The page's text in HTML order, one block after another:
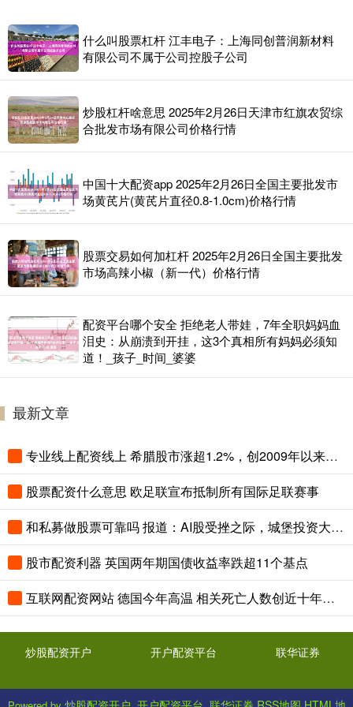
什么叫股票杠杆 江丰电子：上海同创普润新材料
有限公司不属于公司控股子公司
炒股杠杆啥意思 2025年2月26日天津市红旗农贸综
合批发市场有限公司价格行情
中国十大配资app 2025年2月26日全国主要批发市
场黄芪片(黄芪片直径0.8-1.0cm)价格行情
股票交易如何加杠杆 2025年2月26日全国主要批发
市场高辣小椒（新一代）价格行情
配资平台哪个安全 拒绝老人带娃，7年全职妈妈血
泪史：从崩溃到开挂，这3个真相所有妈妈必须知
道！_孩子_时间_婆婆
最新文章
专业线上配资线上 希腊股市涨超1.2%，创2009年以来收盘新高，意大利银行板块涨1.7%，法国股指涨超0.9%
股票配资什么意思 欧足联宣布抵制所有国际足联赛事
和私募做股票可靠吗 报道：AI股受挫之际，城堡投资大举买入前OpenAI研究员旗下基金持仓
股市配资利器 英国两年期国债收益率跌超11个基点
互联网配资网站 德国今年高温 相关死亡人数创近十年来新高
炒股配资开户 开户配资平台 联华证券